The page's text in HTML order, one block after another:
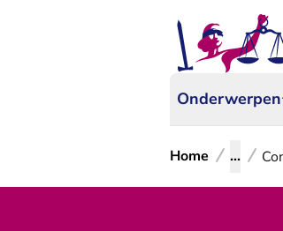
Onderwerpen
Home ...